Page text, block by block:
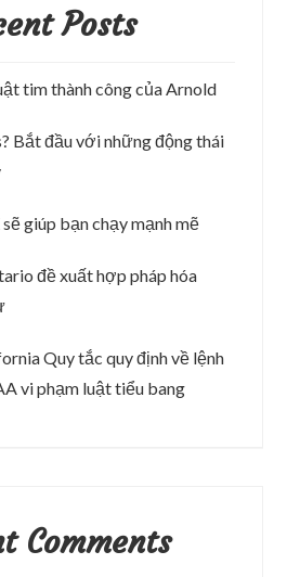
Posts
tim thành công của Arnold
Bắt đầu với những động thái
giúp bạn chạy mạnh mẽ
đề xuất hợp pháp hóa
Quy tắc quy định về lệnh
vi phạm luật tiểu bang
Comments